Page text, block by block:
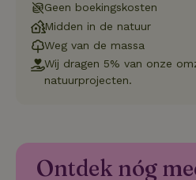
Geen boekingskosten
Midden in de natuur
Weg van de massa
Wij dragen 5% van onze
natuurprojecten.
Ontdek nóg
Strikt noodzakelijke cookies
van de website mogelijk, zoals
accountbeheer. De website kan
zonder de strikt noodzakelijke
Naam